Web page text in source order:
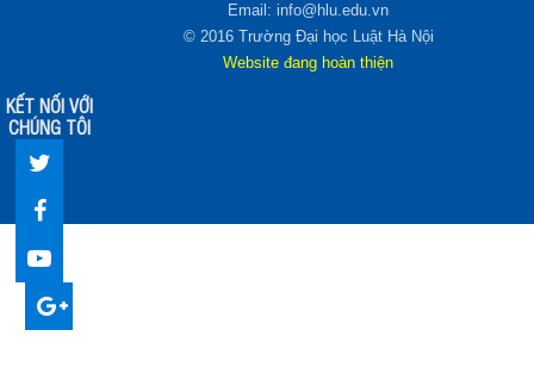
Email: info@hlu.edu.vn
© 2016 Trường Đại học Luật Hà Nội
Website đang hoàn thiện
KẾT NỐI VỚI
CHÚNG TÔI